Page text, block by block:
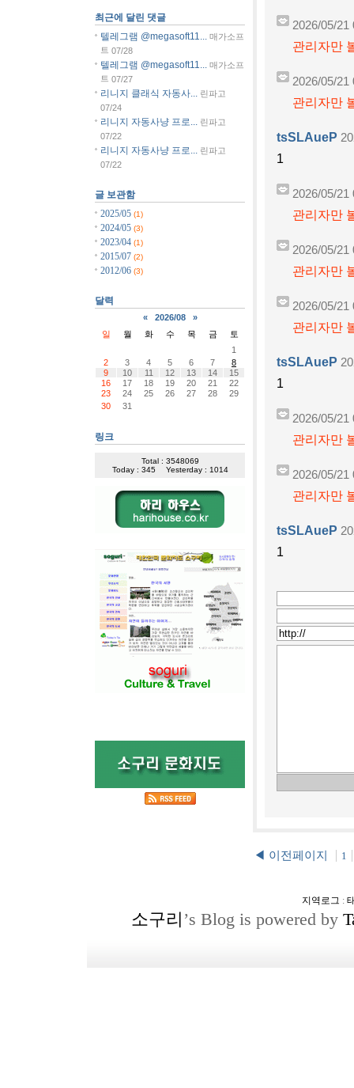
2026/05/21
관리자만
2026/05/21
관리자만
tsSLAueP
1
2026/05/21
관리자만
2026/05/21
관리자만
2026/05/21
관리자만
tsSLAueP
1
2026/05/21
관리자만
2026/05/21
관리자만
tsSLAueP
1
◀ 이전페이지 1
최근에 달린 댓글
텔레그램 @megasoft11...
매가소프
트 07/28
텔레그램 @megasoft11... 매가소프
트 07/27
리니지 클래식 자동사...
린파고
07/24
리니지 자동사냥 프로...
린파고
07/22
리니지 자동사냥 프로...
린파고
07/22
글 보관함
2025/05 (1)
2024/05 (3)
2023/04 (1)
2015/07 (2)
2012/06 (3)
달력
« 2026/08
»
일
월 화 수 목 금
토
1
2
3 4 5 6 7
8
9
10 11 12 13 14
15
16
17 18 19 20 21
22
23
24 25 26 27 28
29
30
31
링크
Total : 3548069
Today : 345
Yesterday : 1014
지역로그 :
소구리 ’s Blog is powered by